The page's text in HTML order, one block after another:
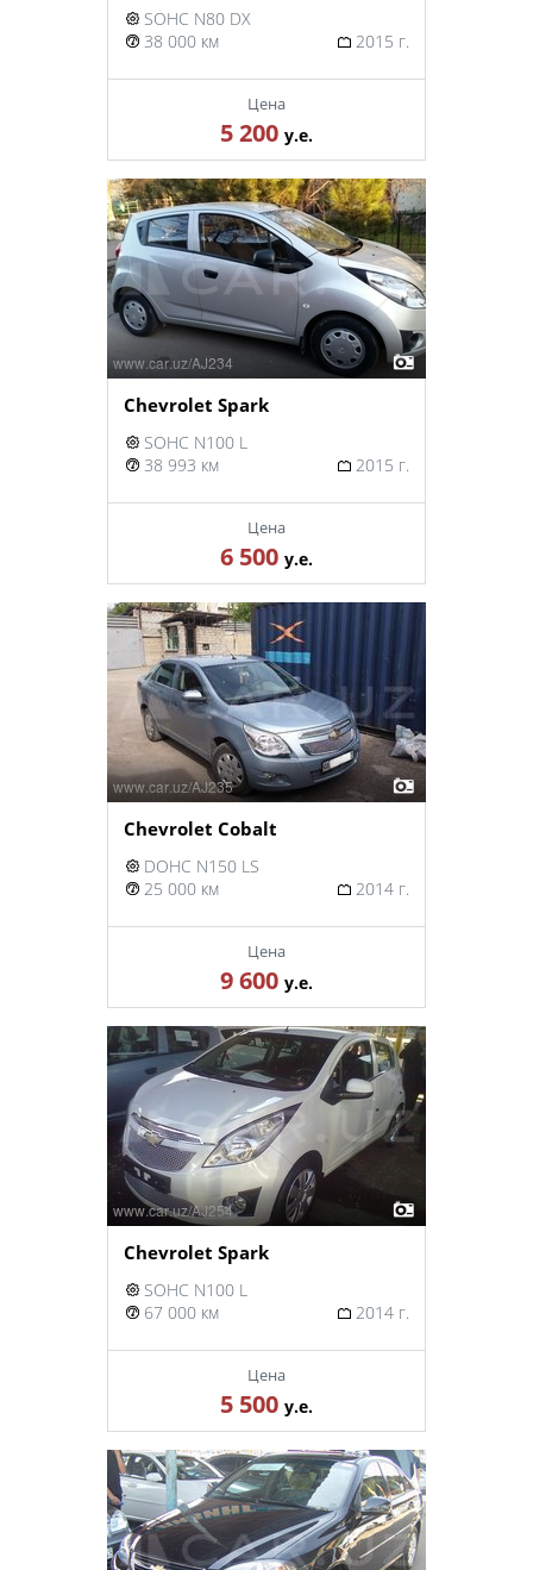
SOHC N80 DX
38 000 км
2015 г.
Цена
5 200 у.е.
Chevrolet Spark
SOHC N100 L
38 993 км
2015 г.
Цена
6 500 у.е.
Chevrolet Cobalt
DOHC N150 LS
25 000 км
2014 г.
Цена
9 600 у.е.
Chevrolet Spark
SOHC N100 L
67 000 км
2014 г.
Цена
5 500 у.е.